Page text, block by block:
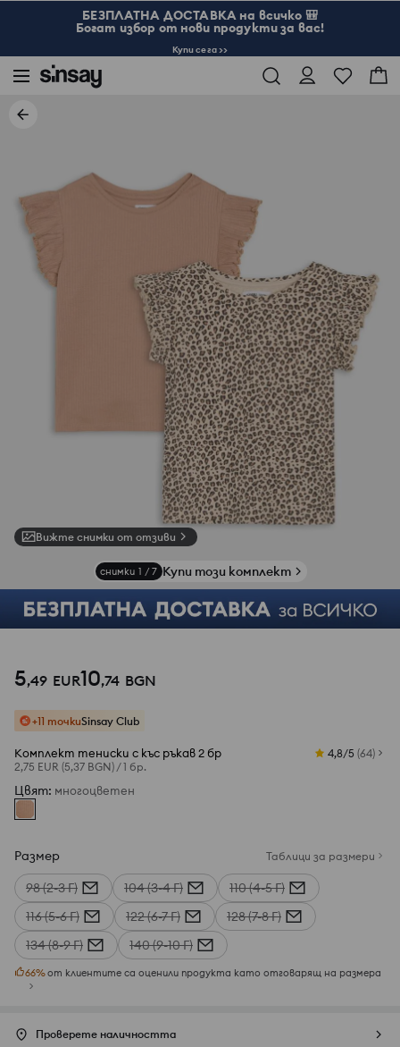
БЕЗПЛАТНА ДОСТАВКА на всичко 🎒
Богат избор от нови продукти за вас!
Купи сега >>
Вижте снимки от отзиви
снимки 1 / 7 Купи този комплект
5,49 EUR10,74 BGN
+11 точкиSinsay Club
Комплект тениски с къс ръкав 2 бр
2,75 EUR (5,37 BGN) /1 бр.
4,8/5 (64)
Цвят: многоцветен
Размер Таблици за размери
98 (2-3 Г) 104 (3-4 Г)
110 (4-5 Г)
116 (5-6 Г)
122 (6-7 Г)
128 (7-8 Г)
134 (8-9 Г)
140 (9-10 Г)
66%от клиентите са оценили продукта като отговарящ на размера
Проверете наличността